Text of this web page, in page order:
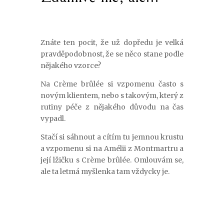
Znáte ten pocit, že už dopředu je velká
pravděpodobnost, že se něco stane podle
nějakého vzorce?
Na Crème brûlée si vzpomenu často s
novým klientem, nebo s takovým, který z
rutiny péče z nějakého důvodu na čas
vypadl.
Stačí si sáhnout a cítím tu jemnou krustu
a vzpomenu si na Amélii z Montmartru a
její lžičku s Crème brûlée. Omlouvám se,
ale ta letmá myšlenka tam vždycky je.